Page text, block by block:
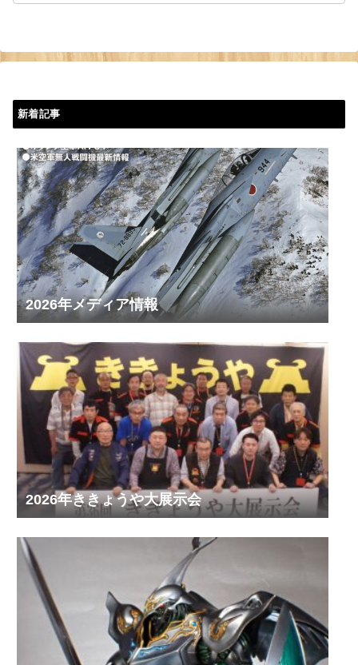
新着記事
2026年メディア情報
2026年ききょうや大展示会